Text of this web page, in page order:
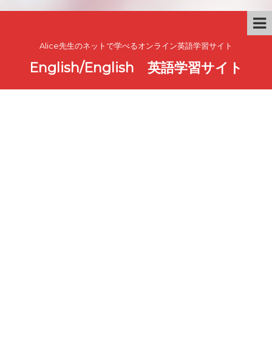
Alice先生のネットで学べるオンライン英語学習サイト
English/English 英語学習サイト